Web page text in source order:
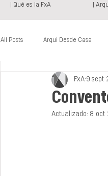
| Qué es la FxA |
All Posts Arqui Desde Casa
Arquitectura Paisajista
FxA 9 sept
Actualizado: 8 oct